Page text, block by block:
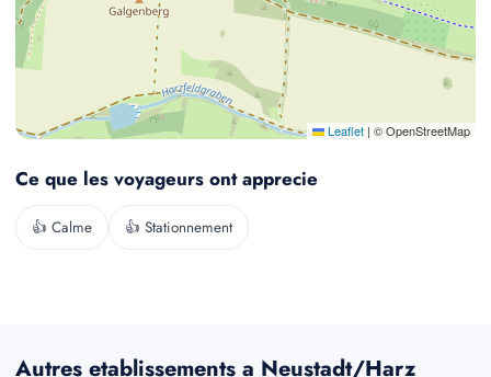
Leaflet | © OpenStreetMap
Ce que les voyageurs ont apprecie
👍 Calme 👍 Stationnement
Autres etablissements a Neustadt/Harz